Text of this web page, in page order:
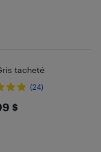
tacheté
(24)
$